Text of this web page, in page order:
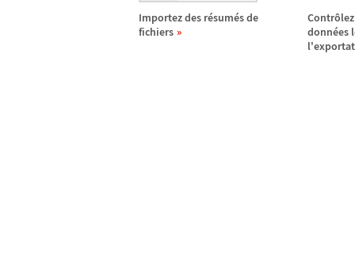
Importez des résumés de
fichiers
Contrô
données